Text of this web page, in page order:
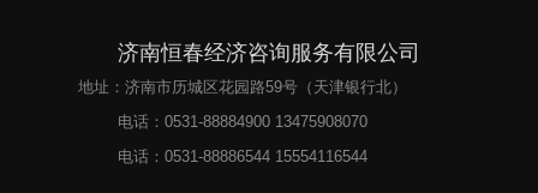
济南恒春经济咨询服务有限公司
地址：济南市历城区花园路59号（天津银行北）
电话：0531-88884900 13475908070
电话：0531-88886544 15554116544